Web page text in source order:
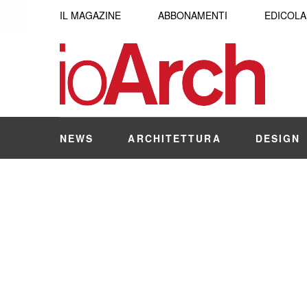
IL MAGAZINE ABBONAMENTI EDICOLA
NEWS ARCHITETTURA DESIGN